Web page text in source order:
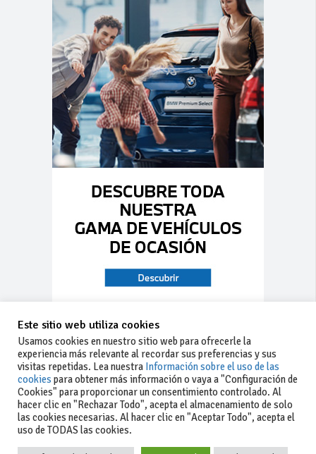
Este sitio web utiliza cookies
Usamos cookies en nuestro sitio web para ofrecerle la
experiencia más relevante al recordar sus preferencias y sus
visitas repetidas. Lea nuestra Información sobre el uso de las
cookies para obtener más información o vaya a "Configuración de
Cookies" para proporcionar un consentimiento controlado. Al
hacer clic en "Rechazar Todo", acepta el almacenamiento de solo
las cookies necesarias. Al hacer clic en "Aceptar Todo", acepta el
uso de TODAS las cookies.